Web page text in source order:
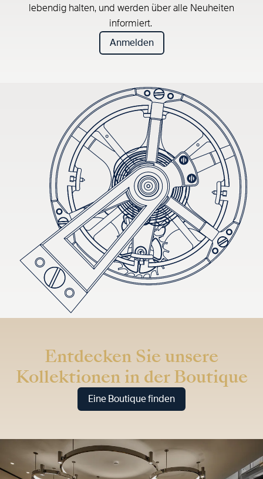
lebendig halten, und werden über alle Neuheiten
informiert.
Anmelden
Entdecken Sie unsere
Kollektionen in der Boutique
Eine Boutique finden